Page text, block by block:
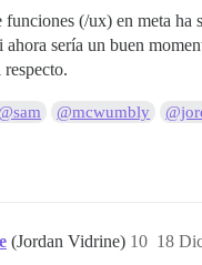
(/ux) en meta ha
sería un buen
@mcwumbly
(Jordan Vidrine) 18
10